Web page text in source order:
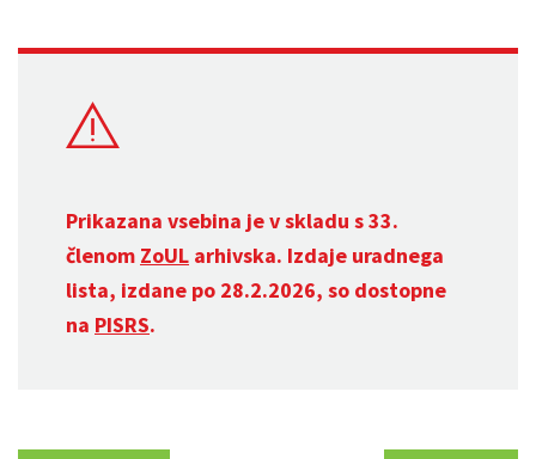
Prikazana vsebina je v skladu s 33.
členom ZoUL arhivska. Izdaje uradnega
lista, izdane po 28.2.2026, so dostopne
na PISRS.